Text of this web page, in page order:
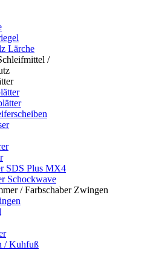
Lärche
/
SDS Plus MX4
Schockwave
/ Farbschaber Zwingen
/ Kuhfuß